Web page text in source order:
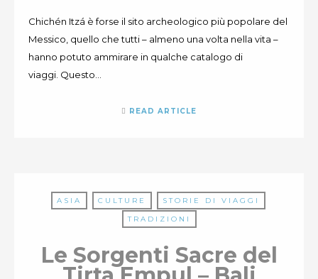
Chichén Itzá è forse il sito archeologico più popolare del
Messico, quello che tutti – almeno una volta nella vita –
hanno potuto ammirare in qualche catalogo di
viaggi. Questo…
READ ARTICLE
ASIA CULTURE
STORIE DI VIAGGI
TRADIZIONI
Le Sorgenti Sacre del